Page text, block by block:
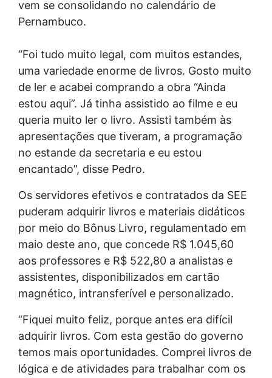
vem se consolidando no calendário de
Pernambuco.
“Foi tudo muito legal, com muitos estandes,
uma variedade enorme de livros. Gosto muito
de ler e acabei comprando a obra “Ainda
estou aqui”. Já tinha assistido ao filme e eu
queria muito ler o livro. Assisti também às
apresentações que tiveram, a programação
no estande da secretaria e eu estou
encantado”, disse Pedro.
Os servidores efetivos e contratados da SEE
puderam adquirir livros e materiais didáticos
por meio do Bônus Livro, regulamentado em
maio deste ano, que concede R$ 1.045,60
aos professores e R$ 522,80 a analistas e
assistentes, disponibilizados em cartão
magnético, intransferível e personalizado.
“Fiquei muito feliz, porque antes era difícil
adquirir livros. Com esta gestão do governo
temos mais oportunidades. Comprei livros de
lógica e de atividades para trabalhar com os